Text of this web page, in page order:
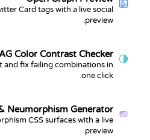
Card tags with a live social
preview.
Color Contrast Checker
and fix failing combinations in
one click.
Neumorphism Generator
CSS surfaces with a live
preview.